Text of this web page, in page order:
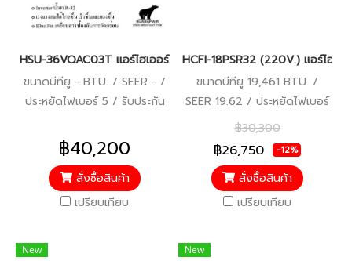
HSU-36VQAC03T แอร์ไฮเออร์ อินเวอร์เตอร์ น้ำยา R-32 (Haier
ขนาดบีทียู - BTU. / SEER - /
ประหยัดไฟเบอร์ 5 / รับประกัน
5 ปี / ราคารวมบริการติดตั้ง
แล้ว*
฿40,200
สั่งซื้อสินค้า
เปรียบเทียบ
HCFI-18PSR32 (220V.) แอร์ไฮเ
ขนาดบีทียู 19,461 BTU. /
SEER 19.62 / ประหยัดไฟเบอร์
5 (1 ดาว) / รับประกัน
คอมเพรสเซอร์ 10 ปี อะไหล่อื่นๆ
฿30,300
฿26,750 -12%
สั่งซื้อสินค้า
เปรียบเทียบ
New New